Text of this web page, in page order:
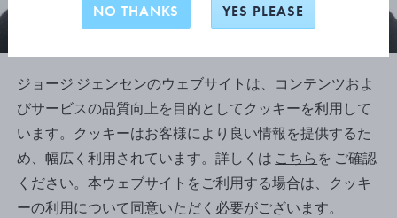
ジョージ ジェンセン リフレクト コレクション
ジョージ ジェンセン リフレクト
(GEORG JENSEN REFLECT) スモー
ルペンダント 652A
ジョージ ジェンセンのウェブサイトは、コンテンツおよ
びサービスの品質向上を目的としてクッキーを利用して
います。クッキーはお客様により良い情報を提供するた
め、幅広く利用されています。詳しくは こちらを ご確認
ください。本ウェブサイトをご利用する場合は、クッキ
ーの利用について同意いただく必要がございます。
NO THANKS YES PLEASE